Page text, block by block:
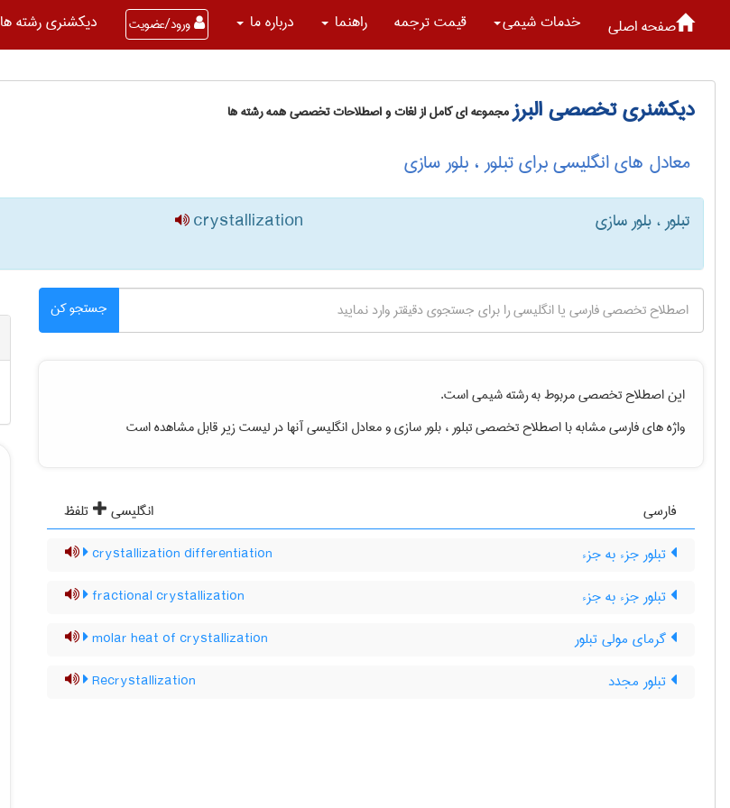
صفحه اصلی خدمات شيمی قیمت ترجمه راهنما درباره ما ورود/عضویت دیکشنری رشته ها
دیکشنری تخصصی البرزمجموعه ای کامل از لغات و اصطلاحات تخصصی همه رشته ها
معادل های انگلیسی برای تبلور ، بلور سازی
تبلور ، بلور سازی crystallization
جستجو کن
این اصطلاح تخصصی مربوط به رشتهشيمیاست.
واژه های فارسی مشابه با اصطلاح تخصصیتبلور ، بلور سازیو معادل انگلیسی آنها در لیست زیر قابل مشاهده است
فارسی انگلیسی
تلفظ
تبلور جزء به جزء
crystallization differentiation
تبلور جزء به جزء fractional crystallization
گرمای مولی تبلور molar heat of crystallization
تبلور مجدد Recrystallization